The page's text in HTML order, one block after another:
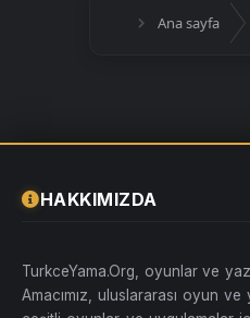
Ana sayfa
HAKKIMIZDA
TurkceYama.Org, oyunlar ve
Amacımız, uluslararası oyun ve